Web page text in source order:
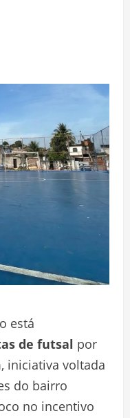
está
de futsal por
, iniciativa voltada
do bairro
no incentivo